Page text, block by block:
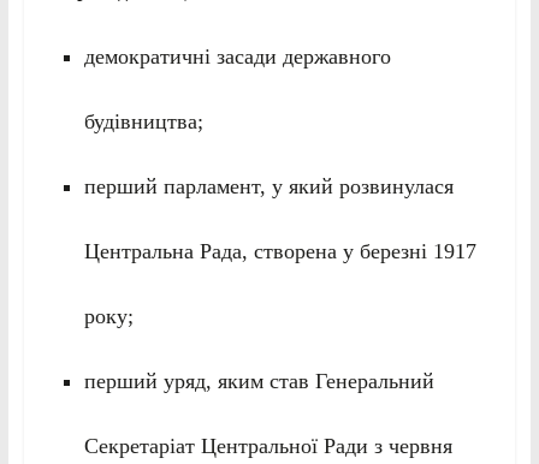
демократичні засади державного
будівництва;
перший парламент, у який розвинулася
Центральна Рада, створена у березні 1917
року;
перший уряд, яким став Генеральний
Секретаріат Центральної Ради з червня